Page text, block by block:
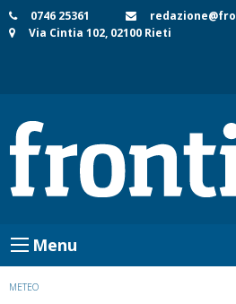
Skip
to
0746 25361
Via Cintia 102, 02100 Rieti
Menu
METEO